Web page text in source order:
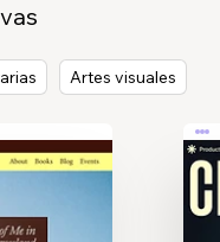
Artes visuales